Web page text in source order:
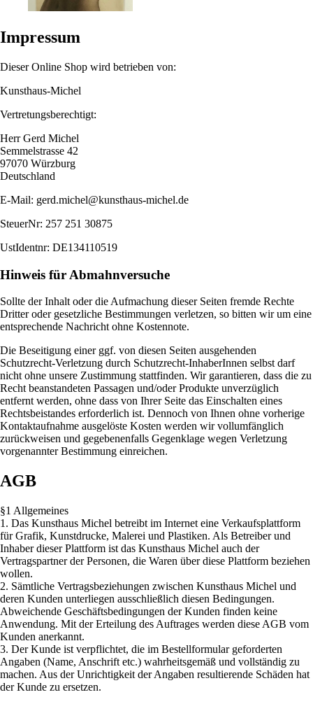
Impressum
Dieser Online Shop wird betrieben von:
Kunsthaus-Michel
Vertretungsberechtigt:
Herr Gerd Michel
Semmelstrasse 42
97070 Würzburg
Deutschland
E-Mail: gerd.michel@kunsthaus-michel.de
SteuerNr: 257 251 30875
UstIdentnr: DE134110519
Hinweis für Abmahnversuche
Sollte der Inhalt oder die Aufmachung dieser Seiten fremde Rechte
Dritter oder gesetzliche Bestimmungen verletzen, so bitten wir um eine
entsprechende Nachricht ohne Kostennote.
Die Beseitigung einer ggf. von diesen Seiten ausgehenden
Schutzrecht-Verletzung durch Schutzrecht-InhaberInnen selbst darf
nicht ohne unsere Zustimmung stattfinden. Wir garantieren, dass die zu
Recht beanstandeten Passagen und/oder Produkte unverzüglich
entfernt werden, ohne dass von Ihrer Seite das Einschalten eines
Rechtsbeistandes erforderlich ist. Dennoch von Ihnen ohne vorherige
Kontaktaufnahme ausgelöste Kosten werden wir vollumfänglich
zurückweisen und gegebenenfalls Gegenklage wegen Verletzung
vorgenannter Bestimmung einreichen.
AGB
§1 Allgemeines
1. Das Kunsthaus Michel betreibt im Internet eine Verkaufsplattform
für Grafik, Kunstdrucke, Malerei und Plastiken. Als Betreiber und
Inhaber dieser Plattform ist das Kunsthaus Michel auch der
Vertragspartner der Personen, die Waren über diese Plattform beziehen
wollen.
2. Sämtliche Vertragsbeziehungen zwischen Kunsthaus Michel und
deren Kunden unterliegen ausschließlich diesen Bedingungen.
Abweichende Geschäftsbedingungen der Kunden finden keine
Anwendung. Mit der Erteilung des Auftrages werden diese AGB vom
Kunden anerkannt.
3. Der Kunde ist verpflichtet, die im Bestellformular geforderten
Angaben (Name, Anschrift etc.) wahrheitsgemäß und vollständig zu
machen. Aus der Unrichtigkeit der Angaben resultierende Schäden hat
der Kunde zu ersetzen.